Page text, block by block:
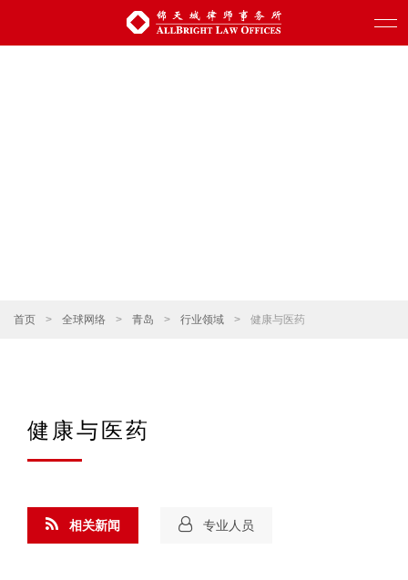
首页 > 全球网络 > 青岛 > 行业领域 > 健康与医药
健康与医药
相关新闻 专业人员